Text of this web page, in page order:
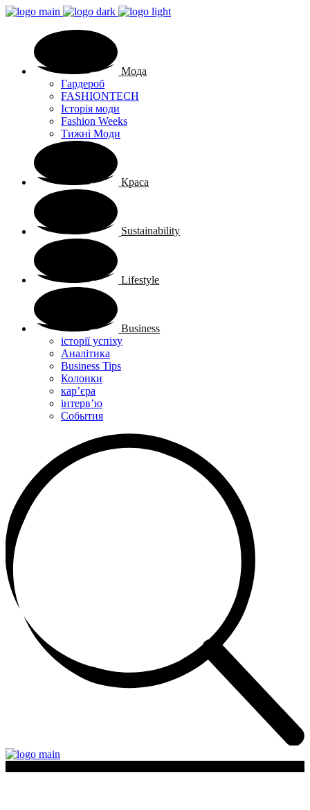
Мода
Гардероб
FASHIONTECH
Історія моди
Fashion Weeks
Тижні Моди
Краса
Sustainability
Lifestyle
Business
історії успіху
Аналітика
Business Tips
Колонки
кар’єра
інтерв’ю
Cобытия